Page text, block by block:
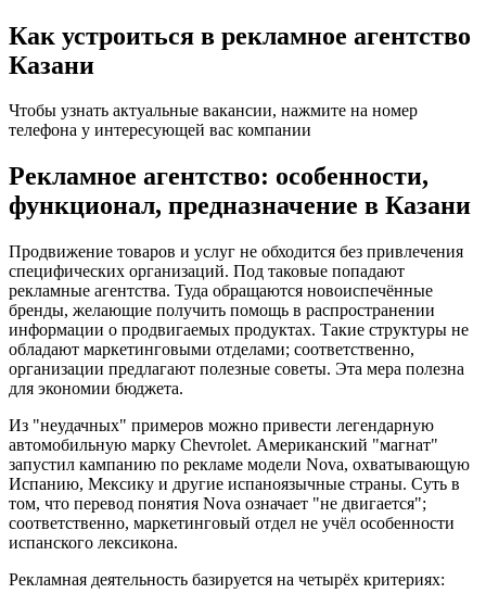
Как устроиться в рекламное агентство
Казани
Чтобы узнать актуальные вакансии, нажмите на номер
телефона у интересующей вас компании
Рекламное агентство: особенности,
функционал, предназначение в Казани
Продвижение товаров и услуг не обходится без привлечения
специфических организаций. Под таковые попадают
рекламные агентства. Туда обращаются новоиспечённые
бренды, желающие получить помощь в распространении
информации о продвигаемых продуктах. Такие структуры не
обладают маркетинговыми отделами; соответственно,
организации предлагают полезные советы. Эта мера полезна
для экономии бюджета.
Из "неудачных" примеров можно привести легендарную
автомобильную марку Chevrolet. Американский "магнат"
запустил кампанию по рекламе модели Nova, охватывающую
Испанию, Мексику и другие испаноязычные страны. Суть в
том, что перевод понятия Nova означает "не двигается";
соответственно, маркетинговый отдел не учёл особенности
испанского лексикона.
Рекламная деятельность базируется на четырёх критериях: